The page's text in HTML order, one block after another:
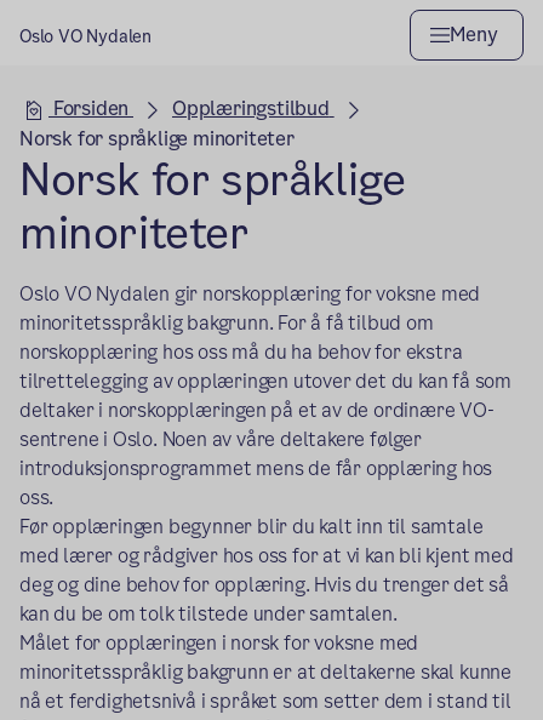
Oslo VO Nydalen Meny
Hovedseksjon
Forsiden
Opplæringstilbud
Norsk for språklige minoriteter
Norsk for språklige
minoriteter
Oslo VO Nydalen gir norskopplæring for voksne med
minoritetsspråklig bakgrunn. For å få tilbud om
norskopplæring hos oss må du ha behov for ekstra
tilrettelegging av opplæringen utover det du kan få som
deltaker i norskopplæringen på et av de ordinære VO-
sentrene i Oslo. Noen av våre deltakere følger
introduksjonsprogrammet mens de får opplæring hos
oss.
Før opplæringen begynner blir du kalt inn til samtale
med lærer og rådgiver hos oss for at vi kan bli kjent med
deg og dine behov for opplæring. Hvis du trenger det så
kan du be om tolk tilstede under samtalen.
Målet for opplæringen i norsk for voksne med
minoritetsspråklig bakgrunn er at deltakerne skal kunne
nå et ferdighetsnivå i språket som setter dem i stand til